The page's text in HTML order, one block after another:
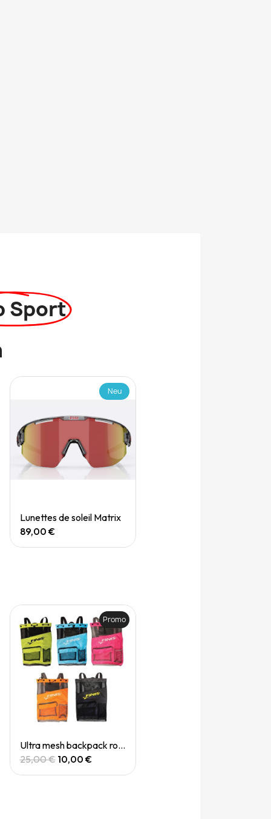
Sport
Quick View
Neu
Lunettes de soleil Matrix
89,00 €
Quick View
Promo
Ultra mesh backpack rose
25,00 € 10,00 €